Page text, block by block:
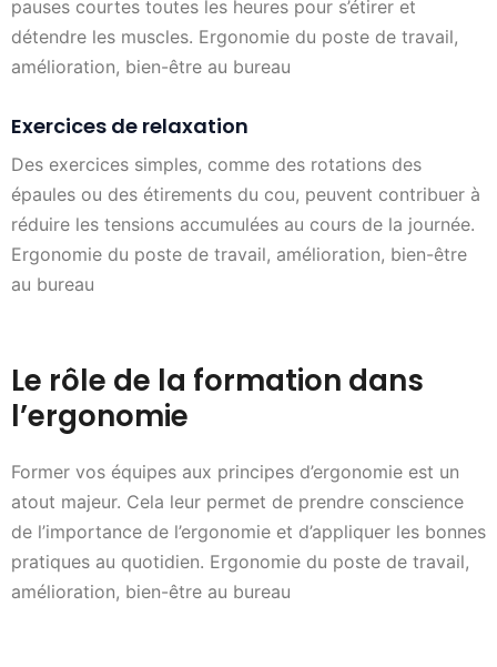
pauses courtes toutes les heures pour s’étirer et
détendre les muscles. Ergonomie du poste de travail,
amélioration, bien-être au bureau
Exercices de relaxation
Des exercices simples, comme des rotations des
épaules ou des étirements du cou, peuvent contribuer à
réduire les tensions accumulées au cours de la journée.
Ergonomie du poste de travail, amélioration, bien-être
au bureau
Le rôle de la formation dans
l’ergonomie
Former vos équipes aux principes d’ergonomie est un
atout majeur. Cela leur permet de prendre conscience
de l’importance de l’ergonomie et d’appliquer les bonnes
pratiques au quotidien. Ergonomie du poste de travail,
amélioration, bien-être au bureau